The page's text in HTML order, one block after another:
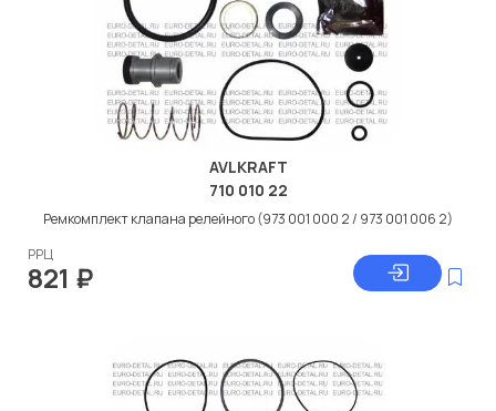
AVLKRAFT
710 010 22
Ремкомплект клапана релейного (973 001 000 2 / 973 001 006 2)
РРЦ
821 ₽